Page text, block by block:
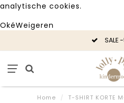
analytische cookies.
OkéWeigeren
SALE
Home / T-SHIRT KORTE